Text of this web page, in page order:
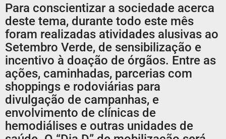
Para conscientizar a sociedade acerca
deste tema, durante todo este mês
foram realizadas atividades alusivas ao
Setembro Verde, de sensibilização e
incentivo à doação de órgãos. Entre as
ações, caminhadas, parcerias com
shoppings e rodoviárias para
divulgação de campanhas, e
envolvimento de clínicas de
hemodiálises e outras unidades de